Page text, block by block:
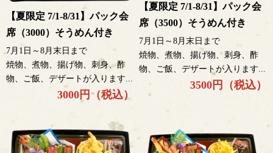
【夏限定 7/1-8/31】パック会
席（3000）そうめん付き
7月1日～8月末日まで
焼物、煮物、揚げ物、刺身、酢
物、ご飯、デザートが入ります...
3000円（税込）
【夏限定 7/1-8/31】パック会
席（3500）そうめん付き
7月1日～8月末日まで
焼物、煮物、揚げ物、刺身、酢
物、ご飯、デザートが入ります...
3500円（税込）